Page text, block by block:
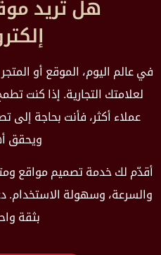
هل تريد
في عالم اليوم، الموقع أو
لعلامتك التجارية. إذا كنت
عملاء أكثر، فأنت بحاجة
ويحقق
أقدّم لك خدمة تصميم مواقع
والسرعة، وسهولة الاستخدام.
بثقة